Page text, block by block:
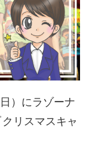
）にラゾーナ
リスマスキャ